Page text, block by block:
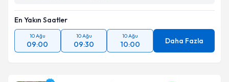
En Yakın Saatler
10 Ağu
09:00
10 Ağu
09:30
10 Ağu
10:00 Daha Fazla